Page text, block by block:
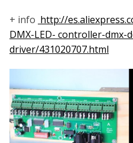
+ info http://
DMX-LED- controller-dmx-
driver/431020707.html